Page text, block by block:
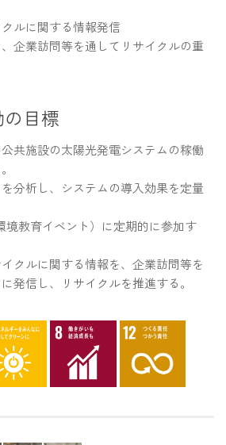
ルに関する情報発信
企業訪問等を通してリサイクルの重
の目標
共施設の太陽光発電システムの稼働
分析し、システムの導入効果を定量
境教育イベント）に定期的に参加す
クルに関する情報を、企業訪問等を
発信し、リサイクルを推進する。